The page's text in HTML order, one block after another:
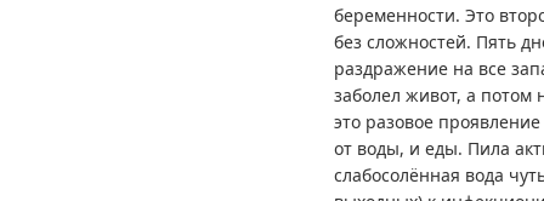
беременности. Это
без сложностей. Пять
раздражение на все
заболел живот, а потом
это разовое
от воды, и еды. Пила
слабосолённая вода